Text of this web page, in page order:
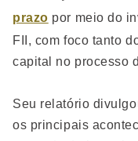
prazo por meio do
FII, com foco tanto
capital no processo
Seu relatório
os principais